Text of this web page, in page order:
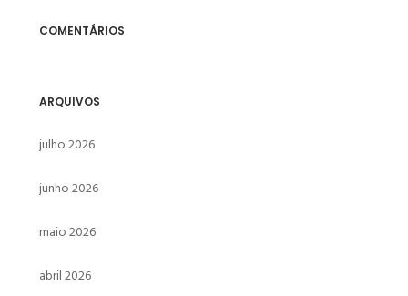
COMENTÁRIOS
ARQUIVOS
julho 2026
junho 2026
maio 2026
abril 2026